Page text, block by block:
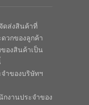
ดส่งสินค้าที่
วกของลูกค้า
องสินค้าเป็น
ำของบริษัทฯ
งานประจำของ